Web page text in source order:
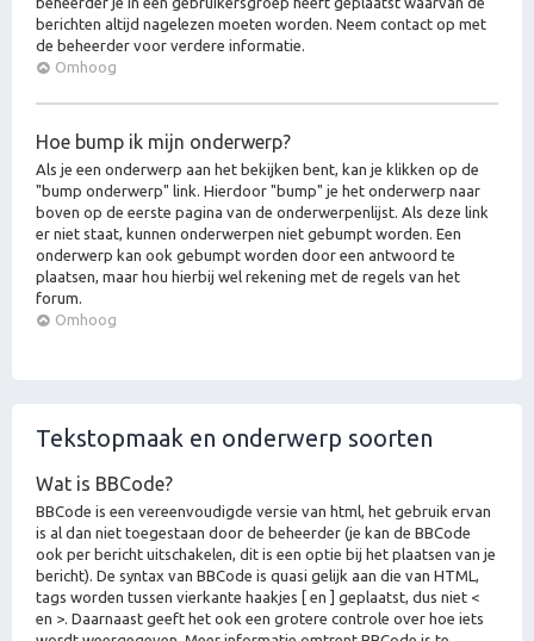
berichten altijd nagelezen moeten worden. Neem contact op met
de beheerder voor verdere informatie.
Omhoog
Hoe bump ik mijn onderwerp?
Als je een onderwerp aan het bekijken bent, kan je klikken op de
"bump onderwerp" link. Hierdoor "bump" je het onderwerp naar
boven op de eerste pagina van de onderwerpenlijst. Als deze link
er niet staat, kunnen onderwerpen niet gebumpt worden. Een
onderwerp kan ook gebumpt worden door een antwoord te
plaatsen, maar hou hierbij wel rekening met de regels van het
forum.
Omhoog
Tekstopmaak en onderwerp soorten
Wat is BBCode?
BBCode is een vereenvoudigde versie van html, het gebruik ervan
is al dan niet toegestaan door de beheerder (je kan de BBCode
ook per bericht uitschakelen, dit is een optie bij het plaatsen van je
bericht). De syntax van BBCode is quasi gelijk aan die van HTML,
tags worden tussen vierkante haakjes [ en ] geplaatst, dus niet <
en >. Daarnaast geeft het ook een grotere controle over hoe iets